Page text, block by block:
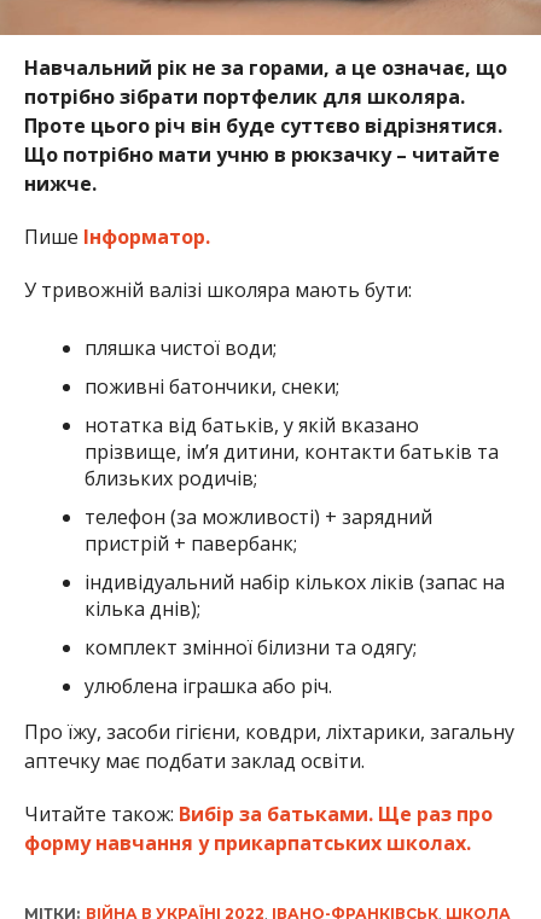
Навчальний рік не за горами, а це означає, що
потрібно зібрати портфелик для школяра.
Проте цього річ він буде суттєво відрізнятися.
Що потрібно мати учню в рюкзачку – читайте
нижче.
Пише Інформатор.
У тривожній валізі школяра мають бути:
пляшка чистої води;
поживні батончики, снеки;
нотатка від батьків, у якій вказано
прізвище, ім’я дитини, контакти батьків та
близьких родичів;
телефон (за можливості) + зарядний
пристрій + павербанк;
індивідуальний набір кількох ліків (запас на
кілька днів);
комплект змінної білизни та одягу;
улюблена іграшка або річ.
Про їжу, засоби гігієни, ковдри, ліхтарики, загальну
аптечку має подбати заклад освіти.
Читайте також: Вибір за батьками. Ще раз про
форму навчання у прикарпатських школах.
МІТКИ: ВІЙНА В УКРАЇНІ 2022 ІВАНО-ФРАНКІВСЬК, ШКОЛА